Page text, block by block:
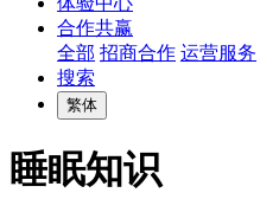
合作共赢
全部 招商合作 运营服务
搜索
繁体
睡眠知识